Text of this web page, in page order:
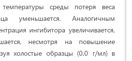
среды потеря веса
уменьшается. Аналогичным
ингибитора увеличивается,
несмотря на повышение
холостые образцы (0,0 г/мл) в